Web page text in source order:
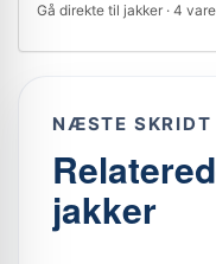
Gå direkte til jakker · 4
NÆSTE SKRIDT
jakker